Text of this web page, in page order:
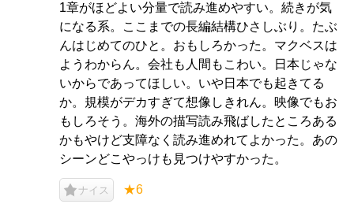
1章がほどよい分量で読み進めやすい。続きが気
になる系。ここまでの長編結構ひさしぶり。たぶ
んはじめてのひと。おもしろかった。マクベスは
ようわからん。会社も人間もこわい。日本じゃな
いからであってほしい。いや日本でも起きてる
か。規模がデカすぎて想像しきれん。映像でもお
もしろそう。海外の描写読み飛ばしたところある
かもやけど支障なく読み進めれてよかった。あの
シーンどこやっけも見つけやすかった。
ナイス ★6